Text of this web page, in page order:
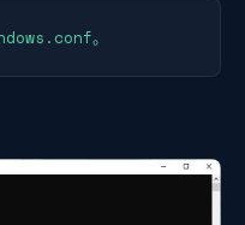
。